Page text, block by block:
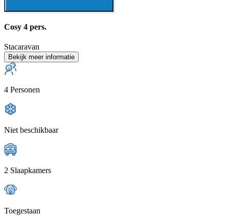
Cosy 4 pers.
Stacaravan
Bekijk meer informatie
4 Personen
Niet beschikbaar
2 Slaapkamers
Toegestaan